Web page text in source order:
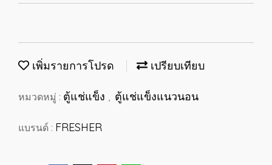
เพิ่มรายการโปรด เปรียบเทียบ
หมวดหมู่ : ตู้แช่แข็ง , ตู้แช่แข็งแนวนอน
แบรนด์ : FRESHER